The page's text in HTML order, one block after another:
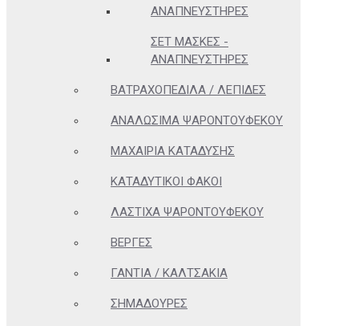
ΑΝΑΠΝΕΥΣΤΉΡΕΣ
ΣΕΤ ΜΆΣΚΕΣ -
ΑΝΑΠΝΕΥΣΤΉΡΕΣ
ΒΑΤΡΑΧΟΠΈΔΙΛΑ / ΛΕΠΊΔΕΣ
ΑΝΑΛΏΣΙΜΑ ΨΑΡΟΝΤΟΎΦΕΚΟΥ
ΜΑΧΑΊΡΙΑ ΚΑΤΆΔΥΣΗΣ
ΚΑΤΑΔΥΤΙΚΟΊ ΦΑΚΟΊ
ΛΆΣΤΙΧΑ ΨΑΡΟΝΤΟΎΦΕΚΟΥ
ΒΈΡΓΕΣ
ΓΆΝΤΙΑ / ΚΑΛΤΣΆΚΙΑ
ΣΗΜΑΔΟΎΡΕΣ